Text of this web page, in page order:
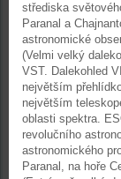
střediska
Paranal a
astronomické
(Velmi velký
VST. Dalekohled
největším
největším
oblasti spektra.
revolučního
astronomického
Paranal, na hoře